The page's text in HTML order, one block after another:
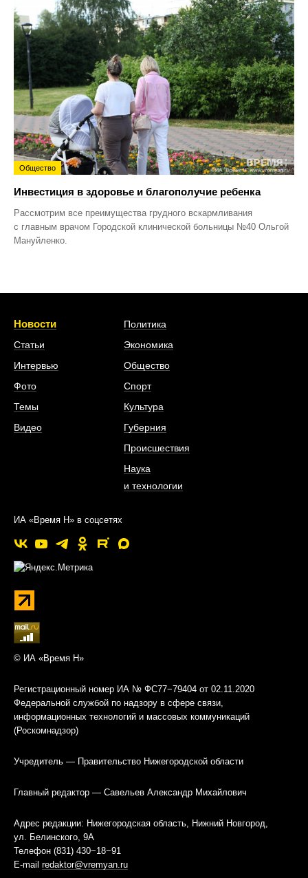
Общество
Инвестиция в здоровье и благополучие ребенка
Рассмотрим все преимущества грудного вскармливания
с главным врачом Городской клинической больницы №40 Ольгой
Мануйленко.
Новости
Статьи
Интервью
Фото
Темы
Видео
Политика
Экономика
Общество
Спорт
Культура
Губерния
Происшествия
Наука
и технологии
ИА «Время Н» в соцсетях
© ИА «Время Н»
Регистрационный номер ИА № ФС77−79404 от 02.11.2020
Федеральной службой по надзору в сфере связи,
информационных технологий и массовых коммуникаций
(Роскомнадзор)
Учредитель — Правительство Нижегородской области
Главный редактор — Савельев Александр Михайлович
Адрес редакции: Нижегородская область, Нижний Новгород,
ул. Белинского, 9А
Телефон (831) 430−18−91
E-mail redaktor@vremyan.ru